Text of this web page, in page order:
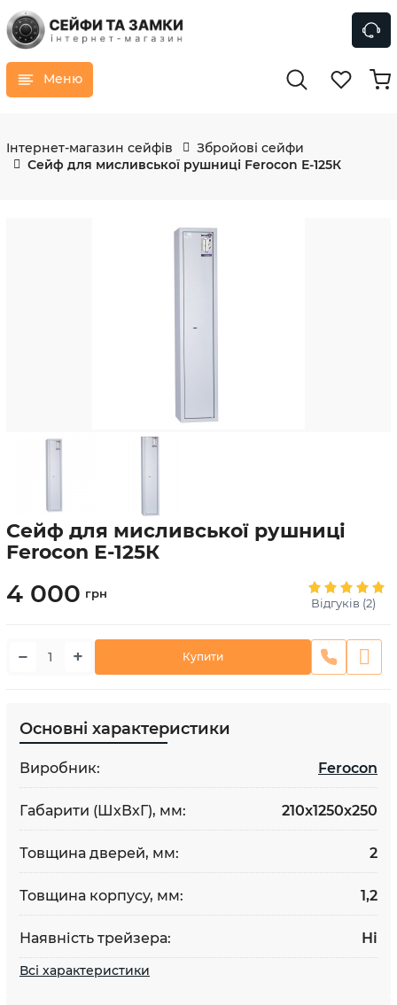
Меню
Інтернет-магазин сейфів
Збройові сейфи
Сейф для мисливської рушниці Ferocon Е-125К
Сейф для мисливської рушниці
Ferocon Е-125К
4 000 грн
Відгуків (2)
− + Купити
Основні характеристики
Виробник: Ferocon
Габарити (ШхВхГ), мм: 210x1250х250
Товщина дверей, мм: 2
Товщина корпусу, мм: 1,2
Наявність трейзера: Ні
Всі характеристики